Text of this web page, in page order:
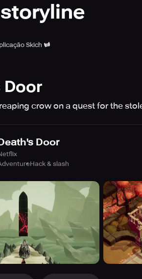
Skich
Door
crow on a quest for the
Door
Hack & slash